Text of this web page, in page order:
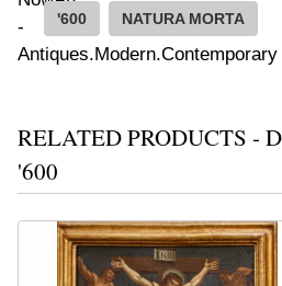
'600 NATURA MORTA
RELATED PRODUCTS -
'600